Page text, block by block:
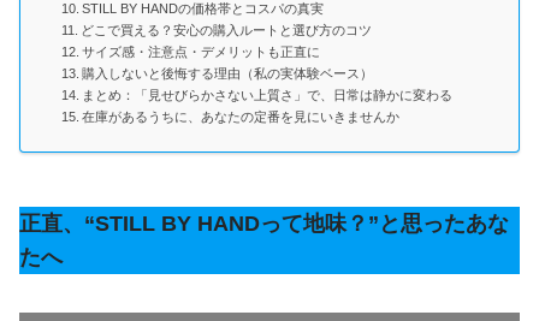
STILL BY HANDの価格帯とコスパの真実
どこで買える？安心の購入ルートと選び方のコツ
サイズ感・注意点・デメリットも正直に
購入しないと後悔する理由（私の実体験ベース）
まとめ：「見せびらかさない上質さ」で、日常は静かに変わる
在庫があるうちに、あなたの定番を見にいきませんか
正直、“STILL BY HANDって地味？”と思ったあな
たへ